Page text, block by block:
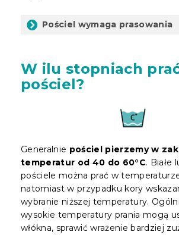
Pościel wymaga prasowania
W ilu stopniach
pościel?
Generalnie pościel pierzemy w
temperatur od 40 do 60°C. Białe
pościele można prać w
natomiast w przypadku kory
wybranie niższej temperatury.
wysokie temperatury prania mogą
włókna, sprawić wrażenie bardziej